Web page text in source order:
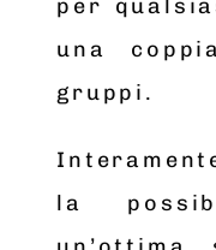
per
una
gruppi.
la